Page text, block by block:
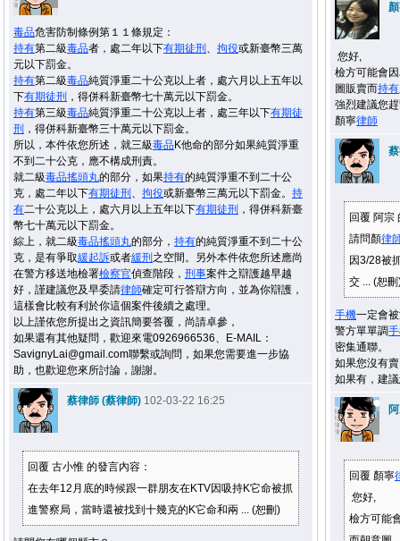
您好,
檢方可能會
圖販賣而持有
強烈建議您
顏寧律師
回覆 阿宗
請問顏律
因3/28被
交 ... (恕
手機一定會
警方單單調
密集通聯。
如果您沒有
如果有，建
回覆 顏寧
您好,
檢方可能
毒品危害防制條例第１１條規定：
持有第二級毒品者，處二年以下有期徒刑 、 拘役或新臺幣三萬
元以下罰金。
持有第二級毒品純質淨重二十公克以上者，處六月以上五年以
下有期徒刑 ，得併科新臺幣七十萬元以下罰金。
持有第三級毒品純質淨重二十公克以上者，處三年以下有期徒
刑 ，得併科新臺幣三十萬元以下罰金。
所以，本件依您所述，就三級毒品K他命的部分如果純質淨重
不到二十公克，應不構成刑責。
就二級毒品搖頭丸的部分，如果持有的純質淨重不到二十公
克，處二年以下有期徒刑 、 拘役或新臺幣三萬元以下罰金。 持
有二十公克以上，處六月以上五年以下有期徒刑 ，得併科新臺
幣七十萬元以下罰金。
綜上，就二級毒品搖頭丸的部分， 持有的純質淨重不到二十公
克，是有爭取緩起訴或者緩刑 之空間。另外本件依您所述應尚
在警方移送地檢署檢察官偵查階段， 刑事案件之辯護越早越
好，謹建議您及早委請律師確定可行答辯方向，並為你辯護，
這樣會比較有利於你這個案件後續之處理。
以上謹依您所提出之資訊簡要答覆，尚請卓參，
如果還有其他疑問，歡迎來電0926966536、E-MAIL：
SavignyLai@gmail.com聯繫或詢問，如果您需要進一步協
助，也歡迎您來所討論，謝謝。
蔡律師 (蔡律師) 102-03-22 16:25
回覆 古小惟 的發言內容：
在去年12月底的時候跟一群朋友在KTV因吸持K它命被抓
進警察局，當時還被找到十幾克的K它命和兩 ... (恕刪)